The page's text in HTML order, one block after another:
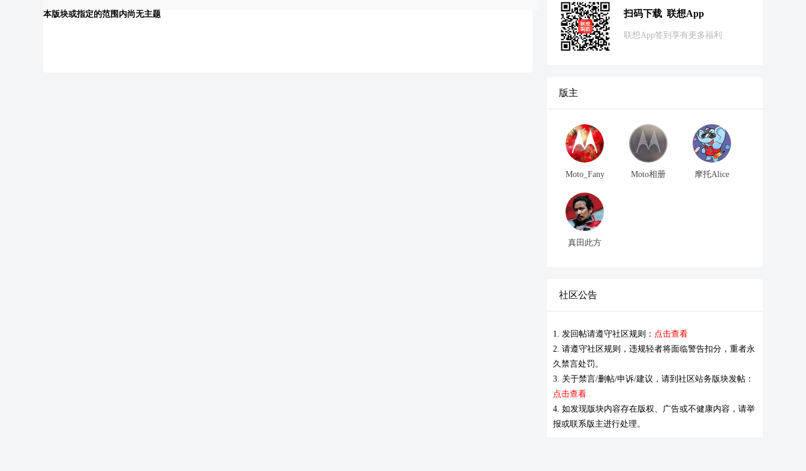
本版块或指定的范围内尚无主题 扫码下载 联想App
联想App签到享有更多福利
版主
Moto_Fany Moto相册 摩托Alice
真田此方
社区公告
1. 发回帖请遵守社区规则： 点击查看
2. 请遵守社区规则，违规轻者将面临警告扣分，重者永
久禁言处罚。
3. 关于禁言/删帖/申诉/建议，请到社区站务版块发帖：
点击查看
4. 如发现版块内容存在版权、广告或不健康内容，请举
报或联系版主进行处理。